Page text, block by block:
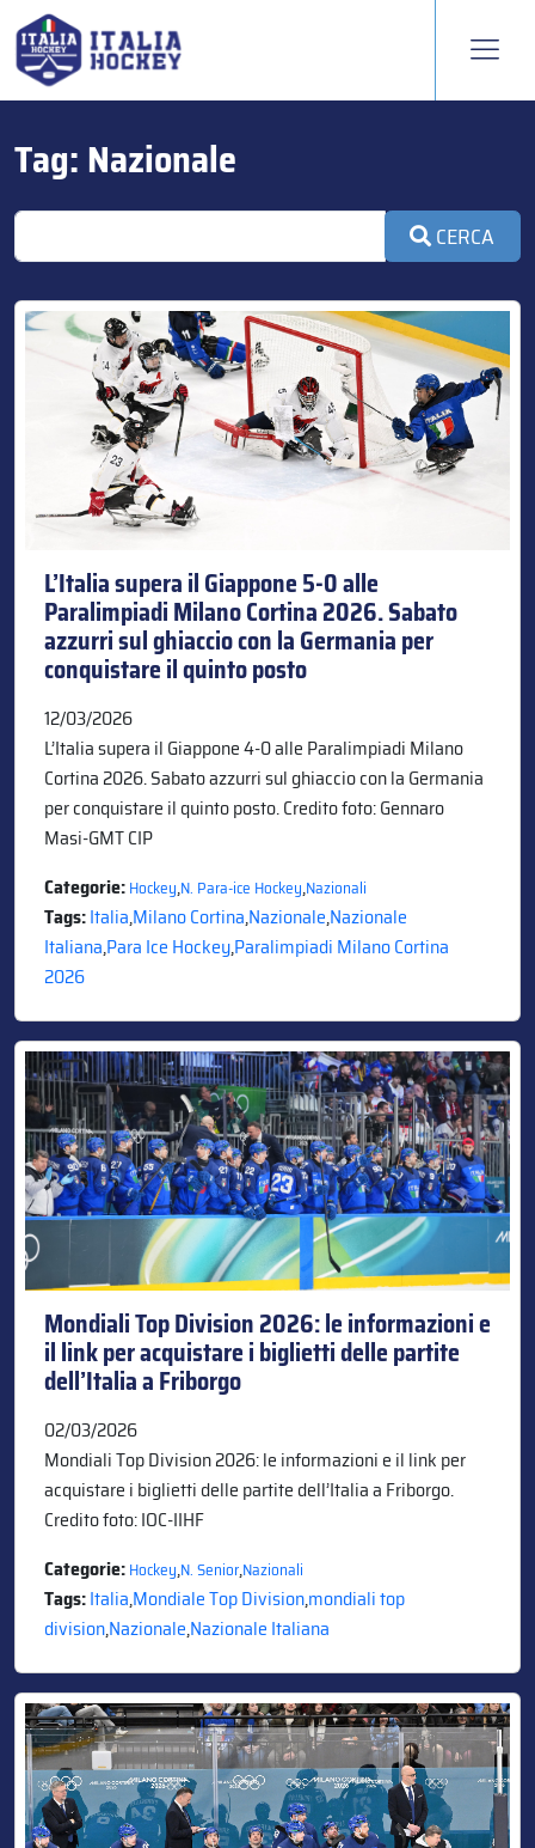
Tag:Nazionale
CERCA
L’Italia supera il Giappone 5-0 alle
Paralimpiadi Milano Cortina 2026. Sabato
azzurri sul ghiaccio con la Germania per
conquistare il quinto posto
12/03/2026
L’Italia supera il Giappone 4-0 alle Paralimpiadi Milano
Cortina 2026. Sabato azzurri sul ghiaccio con la Germania
per conquistare il quinto posto. Credito foto: Gennaro
Masi-GMT CIP
Categorie:Hockey,N. Para-ice Hockey,Nazionali
Tags:Italia,Milano Cortina,Nazionale,Nazionale
Italiana,Para Ice Hockey,Paralimpiadi Milano Cortina
2026
Mondiali Top Division 2026: le informazioni e
il link per acquistare i biglietti delle partite
dell’Italia a Friborgo
02/03/2026
Mondiali Top Division 2026: le informazioni e il link per
acquistare i biglietti delle partite dell’Italia a Friborgo.
Credito foto: IOC-IIHF
Categorie:Hockey,N. Senior,Nazionali
Tags:Italia,Mondiale Top Division,mondiali top
division,Nazionale,Nazionale Italiana